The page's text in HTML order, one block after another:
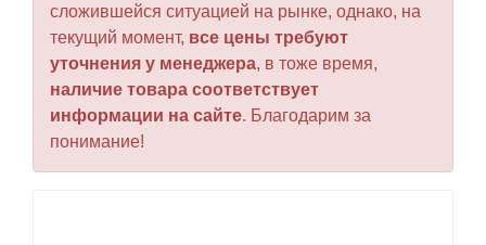
сложившейся ситуацией на рынке, однако, на
текущий момент, все цены требуют
уточнения у менеджера, в тоже время,
наличие товара соответствует
информации на сайте. Благодарим за
понимание!